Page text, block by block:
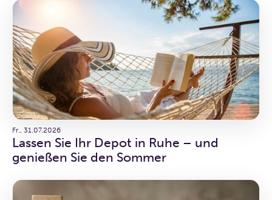
Fr., 31.07.2026
Lassen Sie Ihr Depot in Ruhe – und
genießen Sie den Sommer